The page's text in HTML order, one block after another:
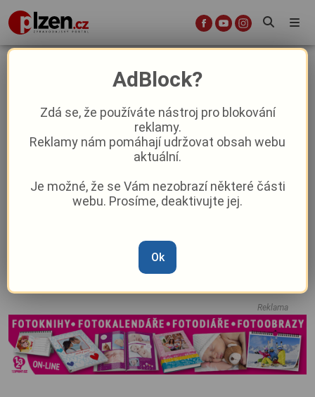
ŠKODALAND RACE JUNIOR
Horko, bláto a tuny adrenalinu. Malí
bojovníci na Škodaland Race Junior
zdolali překážky i tropické peklo!
VIDEO: Děti změřily ve Škodalandu své
síly na překážkovém běhu
Kulturní tipy: co přinese čtvrtý
červnový víkend?
Reklama
AdBlock?
Zdá se, že používáte nástroj pro blokování
reklamy.
Reklamy nám pomáhají udržovat obsah webu
aktuální.
Je možné, že se Vám nezobrazí některé části
webu. Prosíme, deaktivujte jej.
Ok